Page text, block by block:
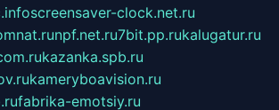
screensaver-clock.net.ru
npf.net.ru7bit.pp.rukalugatur.ru
kazanka.spb.ru
kameryboavision.ru
fabrika-emotsiy.ru